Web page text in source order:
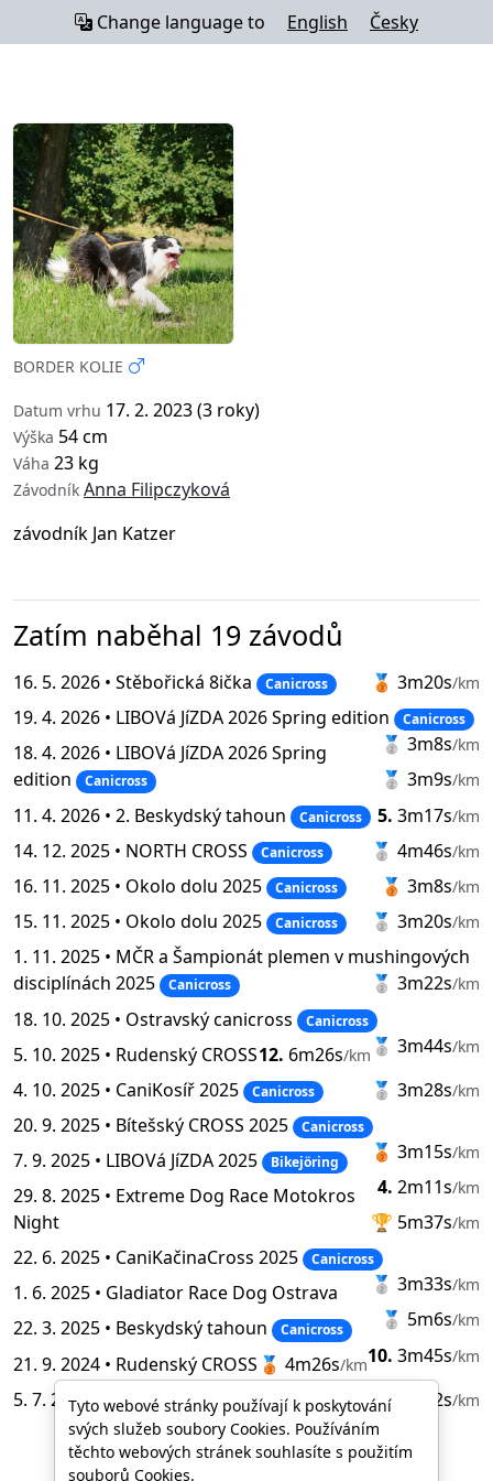
Change language to English Česky
BORDER KOLIE
Datum vrhu 17. 2. 2023 (3 roky)
Výška 54 cm
Váha 23 kg
Závodník Anna Filipczyková
závodník Jan Katzer
Zatím naběhal 19 závodů
16. 5. 2026 • Stěbořická 8ička Canicross 🥉 3m20s/km
19. 4. 2026 • LIBOVá JíZDA 2026 Spring edition Canicross
🥈 3m8s/km
18. 4. 2026 • LIBOVá JíZDA 2026 Spring
edition
Canicross 🥈 3m9s/km
11. 4. 2026 • 2. Beskydský tahoun Canicross 5. 3m17s/km
14. 12. 2025 • NORTH CROSS Canicross 🥈 4m46s/km
16. 11. 2025 • Okolo dolu 2025 Canicross 🥉 3m8s/km
15. 11. 2025 • Okolo dolu 2025 Canicross 🥈 3m20s/km
1. 11. 2025 • MČR a Šampionát plemen v mushingových
disciplínách 2025
Canicross 🥈 3m22s/km
18. 10. 2025 • Ostravský canicross Canicross
🥈 3m44s/km
5. 10. 2025 • Rudenský CROSS12. 6m26s/km
4. 10. 2025 • CaniKosíř 2025 Canicross 🥈 3m28s/km
20. 9. 2025 • Bítešský CROSS 2025 Canicross
🥉 3m15s/km
7. 9. 2025 • LIBOVá JíZDA 2025 Bikejöring
4. 2m11s/km
29. 8. 2025 • Extreme Dog Race Motokros
Night
🏆 5m37s/km
22. 6. 2025 • CaniKačinaCross 2025 Canicross
🥈 3m33s/km
1. 6. 2025 • Gladiator Race Dog Ostrava
🥈 5m6s/km
22. 3. 2025 • Beskydský tahoun Canicross
10. 3m45s/km
21. 9. 2024 • Rudenský CROSS 🥉 4m26s/km
5. 7. 2024 •Charitativní CC24 Canicross 20. 6m2s/km
Tyto webové stránky používají k poskytování
svých služeb soubory Cookies. Používáním
těchto webových stránek souhlasíte s použitím
souborů Cookies.